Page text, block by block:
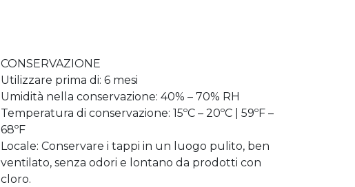
CONSERVAZIONE
Utilizzare prima di: 6 mesi
Umidità nella conservazione: 40% – 70% RH
Temperatura di conservazione: 15ºC – 20ºC | 59ºF –
68ºF
Locale: Conservare i tappi in un luogo pulito, ben
ventilato, senza odori e lontano da prodotti con
cloro.